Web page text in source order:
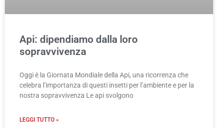
Api: dipendiamo dalla loro
sopravvivenza
Oggi è la Giornata Mondiale della Api, una ricorrenza che
celebra l’importanza di questi insetti per l’ambiente e per la
nostra sopravvivenza Le api svolgono
LEGGI TUTTO »